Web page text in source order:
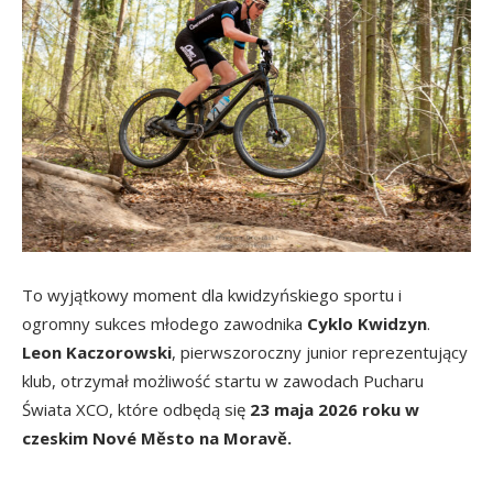
To wyjątkowy moment dla kwidzyńskiego sportu i
ogromny sukces młodego zawodnika Cyklo Kwidzyn.
Leon Kaczorowski, pierwszoroczny junior reprezentujący
klub, otrzymał możliwość startu w zawodach Pucharu
Świata XCO, które odbędą się 23 maja 2026 roku w
czeskim Nové Město na Moravě.